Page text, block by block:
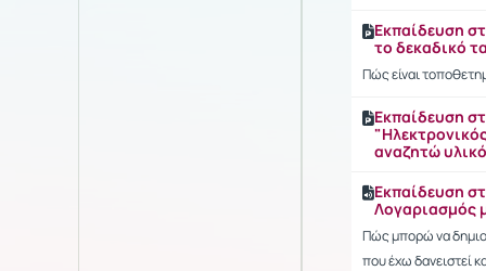
Εκπαίδευση
το δεκαδικό
Πώς είναι
Εκπαίδευση
αναζητώ
Εκπαίδευση
Λογαριασμός
Πώς μπορώ να
που έχω δανειστεί